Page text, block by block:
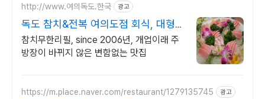
http://www.여의독도.한국 광고
독도 참치&전복 여의도점 회식, 대형단
체석, 각종모임
참치무한리필, since 2006년, 개업이래 주
방장이 바뀌지 않은 변함없는 맛집
https://m.place.naver.com/restaurant/1279135745 광고